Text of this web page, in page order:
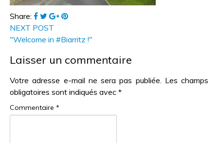
Share:
NEXT POST
"Welcome in #Biarritz !"
Laisser un commentaire
Votre adresse e-mail ne sera pas publiée. Les champs
obligatoires sont indiqués avec *
Commentaire *